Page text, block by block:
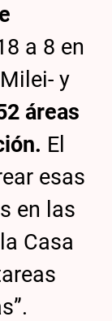
a 8 en
y
áreas
El
esas
en las
Casa